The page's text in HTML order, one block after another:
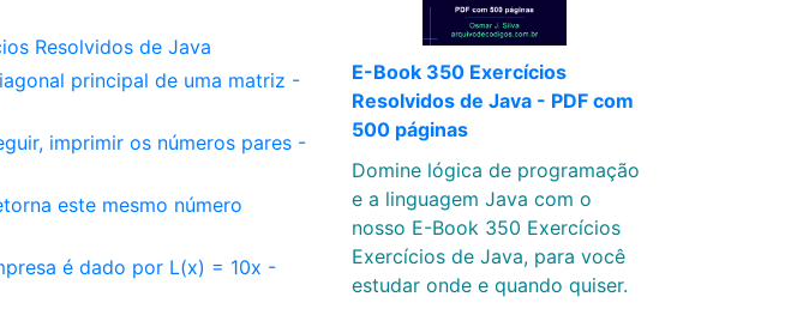
Resolvidos de Java
principal de uma matriz -
imprimir os números pares -
este mesmo número
é dado por L(x) = 10x -
E-Book 350 Exercícios
Resolvidos de Java - PDF com
500 páginas
Domine lógica de programação
e a linguagem Java com o
nosso E-Book 350 Exercícios
Exercícios de Java, para você
estudar onde e quando quiser.